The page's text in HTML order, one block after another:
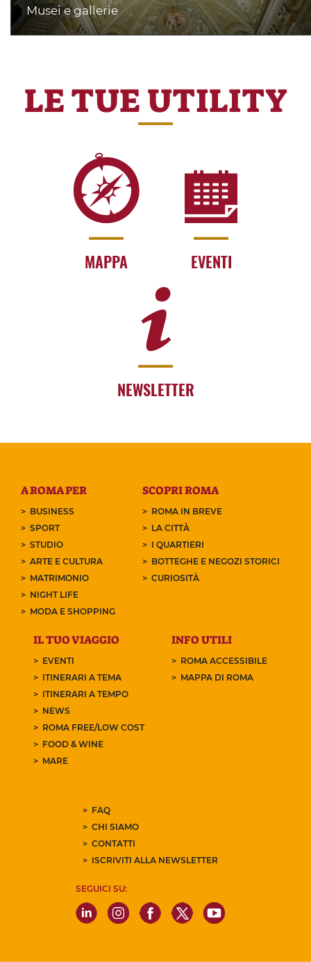
Musei e gallerie
LE TUE UTILITY
MAPPA EVENTI
NEWSLETTER
A ROMA PER
BUSINESS
SPORT
STUDIO
ARTE E CULTURA
MATRIMONIO
NIGHT LIFE
MODA E SHOPPING
SCOPRI ROMA
ROMA IN BREVE
LA CITTÀ
I QUARTIERI
BOTTEGHE E NEGOZI STORICI
CURIOSITÀ
IL TUO VIAGGIO
EVENTI
ITINERARI A TEMA
ITINERARI A TEMPO
NEWS
ROMA FREE/LOW COST
FOOD & WINE
MARE
INFO UTILI
ROMA ACCESSIBILE
MAPPA DI ROMA
FAQ
CHI SIAMO
CONTATTI
ISCRIVITI ALLA NEWSLETTER
SEGUICI SU: